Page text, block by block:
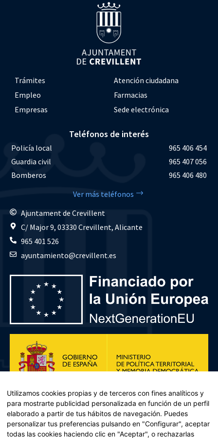
Trámites
Atención ciudadana
Empleo
Farmacias
Empresas
Sede electrónica
Teléfonos de interés
Policía local
965 406 454
Guardia civil
965 407 056
Bomberos
965 406 480
Ver más teléfonos
Ajuntament de Crevillent
C/ Major 9, 03330 Crevillent, Alicante
965 401 526
ayuntamiento@crevillent.es
Utilizamos cookies propias y de terceros con fines analíticos y
para mostrarte publicidad personalizada en función de un perfil
elaborado a partir de tus hábitos de navegación. Puedes
personalizar tus preferencias pulsando en "Configurar", aceptar
todas las cookies haciendo clic en "Aceptar", o rechazarlas